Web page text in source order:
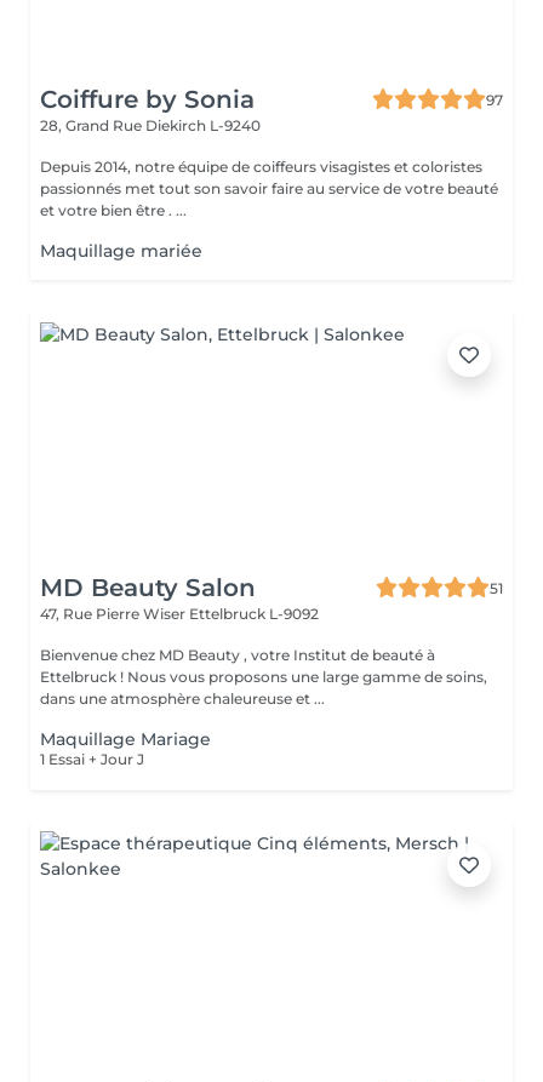
Coiffure by Sonia
97
28, Grand Rue Diekirch L-9240
Depuis 2014, notre équipe de coiffeurs visagistes et coloristes
passionnés met tout son savoir faire au service de votre beauté
et votre bien être . ...
Maquillage mariée
MD Beauty Salon
51
47, Rue Pierre Wiser Ettelbruck L-9092
Bienvenue chez MD Beauty , votre Institut de beauté à
Ettelbruck ! Nous vous proposons une large gamme de soins,
dans une atmosphère chaleureuse et ...
Maquillage Mariage
1 Essai + Jour J